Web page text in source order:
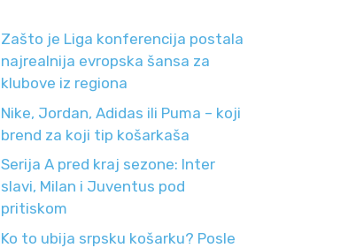
Zašto je Liga konferencija postala
najrealnija evropska šansa za
klubove iz regiona
Nike, Jordan, Adidas ili Puma – koji
brend za koji tip košarkaša
Serija A pred kraj sezone: Inter
slavi, Milan i Juventus pod
pritiskom
Ko to ubija srpsku košarku? Posle